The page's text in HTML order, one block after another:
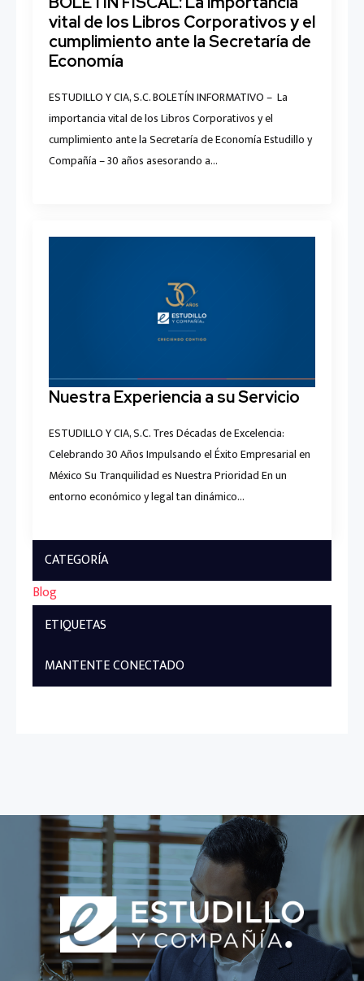
vital de los Libros Corporativos y el
cumplimiento ante la Secretaría de
Economía
ESTUDILLO Y CIA, S.C. BOLETÍN INFORMATIVO – La
importancia vital de los Libros Corporativos y el
cumplimiento ante la Secretaría de Economía Estudillo y
Compañía – 30 años asesorando a…
Nuestra Experiencia a su Servicio
ESTUDILLO Y CIA, S.C. Tres Décadas de Excelencia:
Celebrando 30 Años Impulsando el Éxito Empresarial en
México Su Tranquilidad es Nuestra Prioridad En un
entorno económico y legal tan dinámico…
CATEGORÍA
Blog
ETIQUETAS
MANTENTE CONECTADO